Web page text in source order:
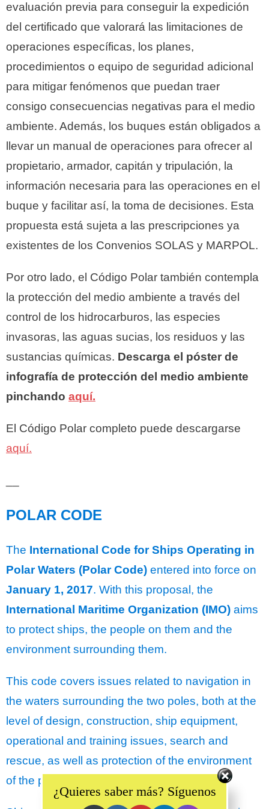
evaluación previa para conseguir la expedición
del certificado que valorará las limitaciones de
operaciones específicas, los planes,
procedimientos o equipo de seguridad adicional
para mitigar fenómenos que puedan traer
consigo consecuencias negativas para el medio
ambiente. Además, los buques están obligados a
llevar un manual de operaciones para ofrecer al
propietario, armador, capitán y tripulación, la
información necesaria para las operaciones en el
buque y facilitar así, la toma de decisiones. Esta
propuesta está sujeta a las prescripciones ya
existentes de los Convenios SOLAS y MARPOL.
Por otro lado, el Código Polar también contempla
la protección del medio ambiente a través del
control de los hidrocarburos, las especies
invasoras, las aguas sucias, los residuos y las
sustancias químicas. Descarga el póster de
infografía de protección del medio ambiente
pinchando aquí.
El Código Polar completo puede descargarse
aquí.
POLAR CODE
The International Code for Ships Operating in
Polar Waters (Polar Code) entered into force on
January 1, 2017. With this proposal, the
International Maritime Organization (IMO) aims
to protect ships, the people on them and the
environment surrounding them.
This code covers issues related to navigation in
the waters surrounding the two poles, both at the
level of design, construction, ship equipment,
operational and training issues, search and
rescue, as well as protection of the environment
of the polar regions and ecosystems.
¿Quieres saber más? Síguenos